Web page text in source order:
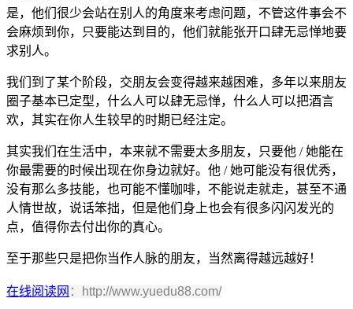
是，他们很少会站在别人的角度来考虑问题，不管这件事会不
会麻烦到你，只要能达到目的，他们就能张开口肆无忌惮地要
求别人。
我们到了某个阶段，交朋友会变得越来越困难，多年以来朋友
圈子基本已定型，什么人可以肆无忌惮，什么人可以把酒言
欢，其实在你人生较早的时期已经注定。
其实我们在生活中，本来就不需要太多朋友，只要他 / 她能在
你最需要的时候出现在你身边就好。他 / 她可能没有很优秀，
没有那么多技能，也可能不懂咖啡，不能说走就走，甚至不通
人情世故，说话笨拙，但是他们身上也会有很多闪闪发光的
点，值得你去付出你的真心。
至于那些只是把你当作人脉的朋友，当然离得越远越好！
在线阅读网 ：http://www.yuedu88.com/